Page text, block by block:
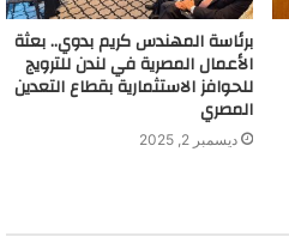
برئاسة المهندس كريم بدوي.. بعثة
الأعمال المصرية في لندن للترويج
للحوافز الاستثمارية بقطاع التعدين
المصري
ديسمبر 2, 2025